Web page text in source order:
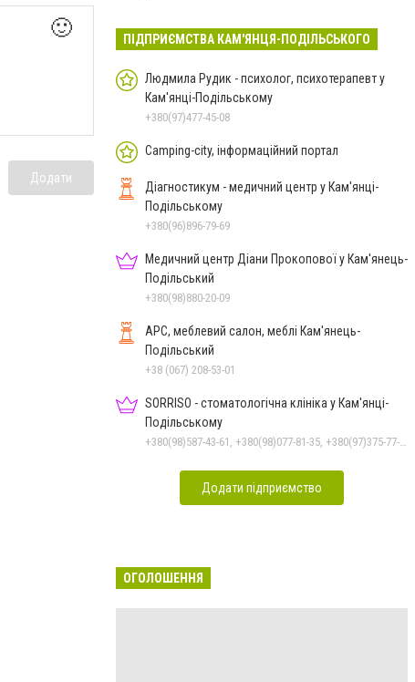
🙂
Додати
ПІДПРИЄМСТВА КАМ'ЯНЦЯ-ПОДІЛЬСЬКОГО
Людмила Рудик - психолог, психотерапевт у
Кам'янці-Подільському
+380(97)477-45-08
Camping-city, інформаційний портал
Діагностикум - медичний центр у Кам'янці-
Подільському
+380(96)896-79-69
Медичний центр Діани Прокопової у Кам'янець-
Подільський
+380(98)880-20-09
АРС, меблевий салон, меблі Кам'янець-
Подільський
+38 (067) 208-53-01
SORRISO - стоматологічна клініка у Кам'янці-
Подільському
+380(98)587-43-61, +380(98)077-81-35, +380(97)375-77-72, +380(97)982-31-07
Додати підприємство
ОГОЛОШЕННЯ